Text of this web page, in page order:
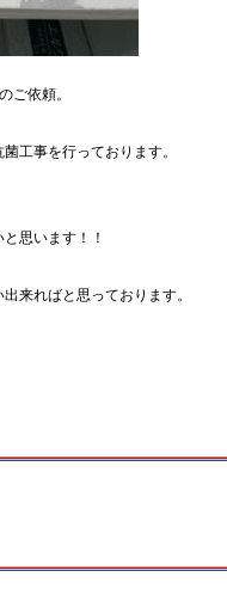
ご依頼。
工事を行っております。
思います！！
来ればと思っております。